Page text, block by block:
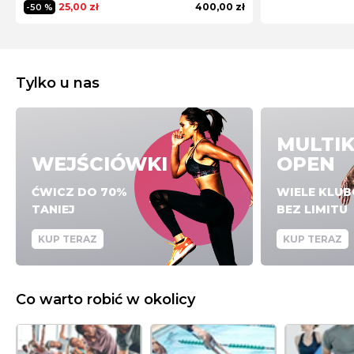
-50 % 25,00 zł
400,00 zł
Tylko u nas
WEJŚCIÓWKI
ĆWICZ DO 70%
TANIEJ
KUP TERAZ
OPEN
WIELE
BEZ LIMITU
KUP TERAZ
Co warto robić w okolicy